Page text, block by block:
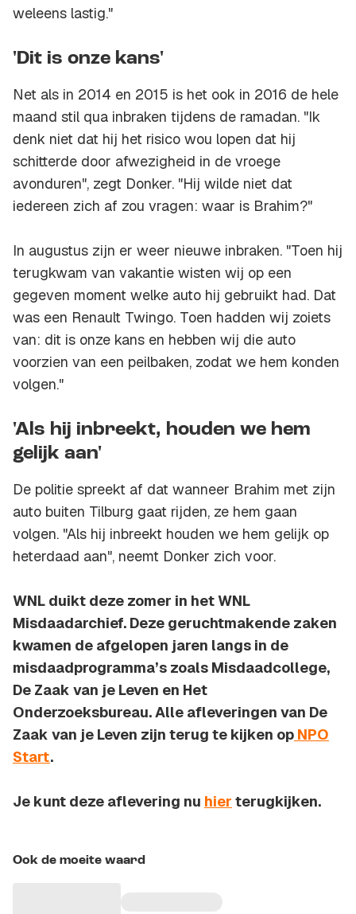
weleens lastig."
'Dit is onze kans'
Net als in 2014 en 2015 is het ook in 2016 de hele
maand stil qua inbraken tijdens de ramadan. "Ik
denk niet dat hij het risico wou lopen dat hij
schitterde door afwezigheid in de vroege
avonduren", zegt Donker. "Hij wilde niet dat
iedereen zich af zou vragen: waar is Brahim?"
In augustus zijn er weer nieuwe inbraken. "Toen hij
terugkwam van vakantie wisten wij op een
gegeven moment welke auto hij gebruikt had. Dat
was een Renault Twingo. Toen hadden wij zoiets
van: dit is onze kans en hebben wij die auto
voorzien van een peilbaken, zodat we hem konden
volgen."
'Als hij inbreekt, houden we hem
gelijk aan'
De politie spreekt af dat wanneer Brahim met zijn
auto buiten Tilburg gaat rijden, ze hem gaan
volgen. "Als hij inbreekt houden we hem gelijk op
heterdaad aan", neemt Donker zich voor.
WNL duikt deze zomer in het WNL
Misdaadarchief. Deze geruchtmakende zaken
kwamen de afgelopen jaren langs in de
misdaadprogramma’s zoals Misdaadcollege,
De Zaak van je Leven en Het
Onderzoeksbureau. Alle afleveringen van De
Zaak van je Leven zijn terug te kijken op NPO
Start.
Je kunt deze aflevering nu hier terugkijken.
Ook de moeite waard